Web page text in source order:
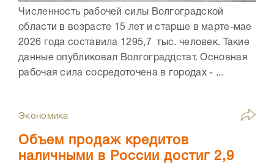
Численность рабочей силы Волгоградской
области в возрасте 15 лет и старше в марте-мае
2026 года составила 1295,7 тыс. человек. Такие
данные опубликовал Волгограддстат. Основная
рабочая сила сосредоточена в городах - ...
Экономика
Объем продаж кредитов
наличными в России достиг 2,9